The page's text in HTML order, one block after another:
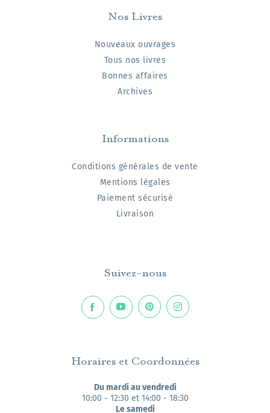
Nos Livres
Nouveaux ouvrages
Tous nos livres
Bonnes affaires
Archives
Informations
Conditions générales de vente
Mentions légales
Paiement sécurisé
Livraison
Suivez-nous
Horaires et Coordonnées
Du mardi au vendredi
10:00 - 12:30 et 14:00 - 18:30
Le samedi